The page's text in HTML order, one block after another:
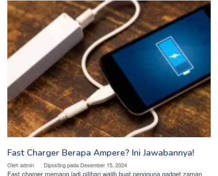
Fast Charger Berapa Ampere? Ini Jawabannya!
Olehadmin Diposting pada Desember 15, 2024
Fast charger memang jadi pilihan wajib buat pengguna gadget zaman